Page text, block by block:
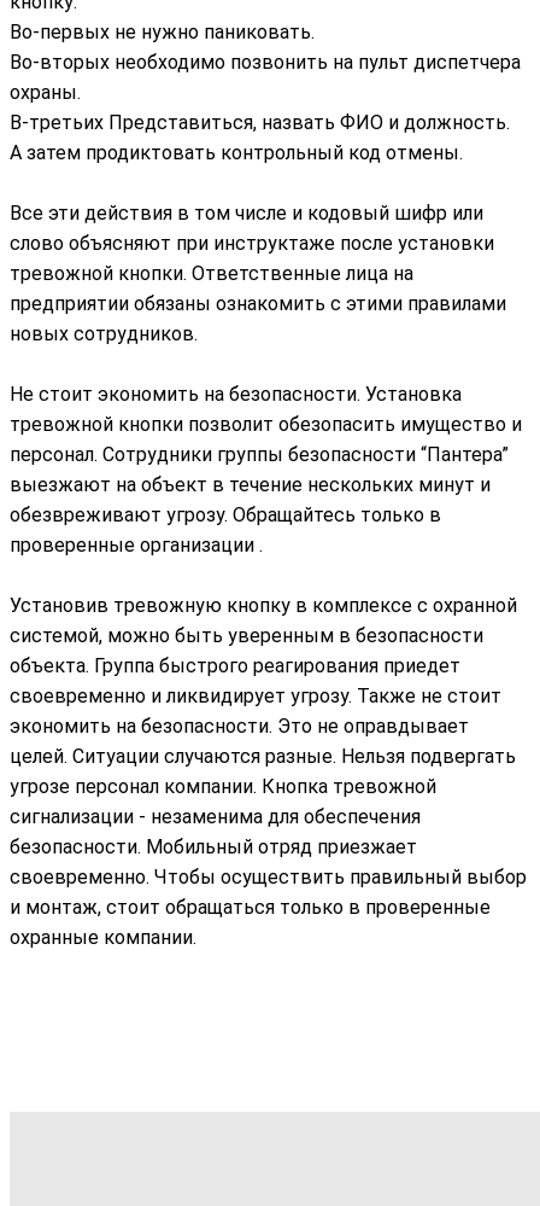
Во-первых не нужно паниковать.
Во-вторых необходимо позвонить на пульт диспетчера
охраны.
В-третьих Представиться, назвать ФИО и должность.
А затем продиктовать контрольный код отмены.
Все эти действия в том числе и кодовый шифр или
слово объясняют при инструктаже после установки
тревожной кнопки. Ответственные лица на
предприятии обязаны ознакомить с этими правилами
новых сотрудников.
Не стоит экономить на безопасности. Установка
тревожной кнопки позволит обезопасить имущество и
персонал. Сотрудники группы безопасности “Пантера”
выезжают на объект в течение нескольких минут и
обезвреживают угрозу. Обращайтесь только в
проверенные организации .
Установив тревожную кнопку в комплексе с охранной
системой, можно быть уверенным в безопасности
объекта. Группа быстрого реагирования приедет
своевременно и ликвидирует угрозу. Также не стоит
экономить на безопасности. Это не оправдывает
целей. Ситуации случаются разные. Нельзя подвергать
угрозе персонал компании. Кнопка тревожной
сигнализации - незаменима для обеспечения
безопасности. Мобильный отряд приезжает
своевременно. Чтобы осуществить правильный выбор
и монтаж, стоит обращаться только в проверенные
охранные компании.